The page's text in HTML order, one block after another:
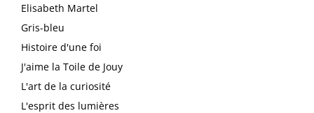
Elisabeth Martel
Gris-bleu
Histoire d'une foi
J'aime la Toile de Jouy
L'art de la curiosité
L'esprit des lumières